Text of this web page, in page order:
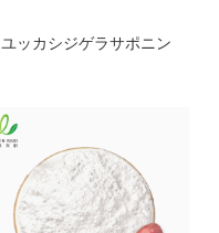
ユッカシジゲラサポニン